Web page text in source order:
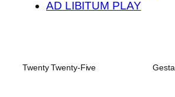
AD LIBITUM PLAY
Twenty Twenty-Five